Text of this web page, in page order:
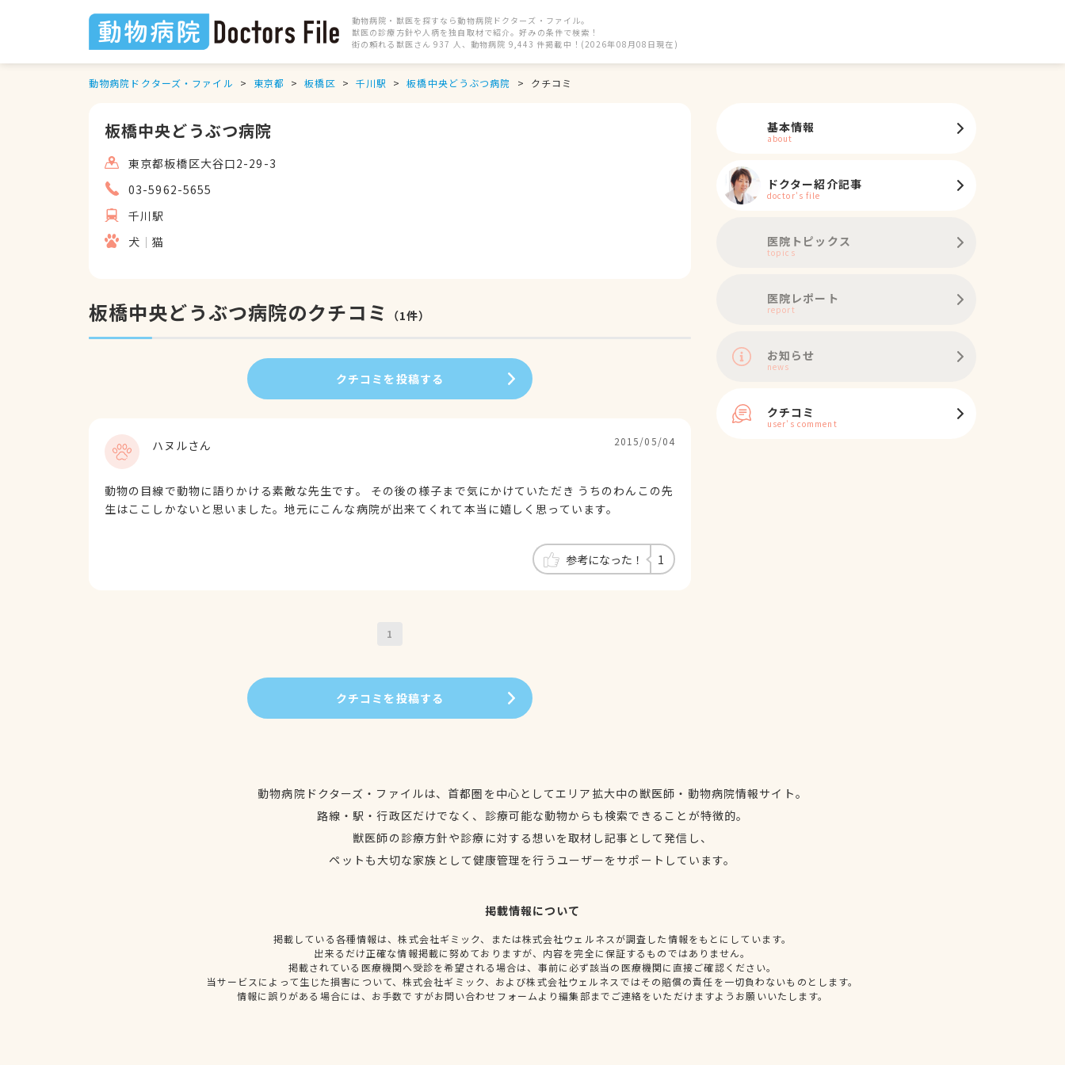
動物病院・獣医を探すなら動物病院ドクターズ・ファイル。
獣医の診療方針や人柄を独自取材で紹介。好みの条件で検索！
街の頼れる獣医さん 937 人、動物病院 9,443 件掲載中！(2026年08月08日現在)
動物病院ドクターズ・ファイル 東京都 板橋区 千川駅 板橋中央どうぶつ病院 クチコミ
板橋中央どうぶつ病院
東京都板橋区大谷口2-29-3
03-5962-5655
千川駅
犬
猫
板橋中央どうぶつ病院のクチコミ （1件）
クチコミを投稿する
ハヌルさん 2015/05/04
動物の目線で動物に語りかける素敵な先生です。 その後の様子まで気にかけていただき うちのわんこの先
生はここしかないと思いました。地元にこんな病院が出来てくれて本当に嬉しく思っています。
参考になった！ 1
1
クチコミを投稿する
基本情報
about
ドクター紹介記事
doctor's file
医院トピックス
topics
医院レポート
report
お知らせ
news
クチコミ
user's comment
動物病院ドクターズ・ファイルは、首都圏を中心としてエリア拡大中の獣医師・動物病院情報サイト。
路線・駅・行政区だけでなく、診療可能な動物からも検索できることが特徴的。
獣医師の診療方針や診療に対する想いを取材し記事として発信し、
ペットも大切な家族として健康管理を行うユーザーをサポートしています。
掲載情報について
掲載している各種情報は、株式会社ギミック、または株式会社ウェルネスが調査した情報をもとにしています。
出来るだけ正確な情報掲載に努めておりますが、内容を完全に保証するものではありません。
掲載されている医療機関へ受診を希望される場合は、事前に必ず該当の医療機関に直接ご確認ください。
当サービスによって生じた損害について、株式会社ギミック、および株式会社ウェルネスではその賠償の責任を一切負わないものとします。
情報に誤りがある場合には、お手数ですがお問い合わせフォームより編集部までご連絡をいただけますようお願いいたします。